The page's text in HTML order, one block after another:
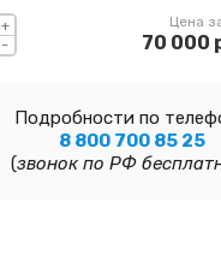
+
-
Цена
70 000
Подробности по
8 800 700 85 25
(звонок по РФ